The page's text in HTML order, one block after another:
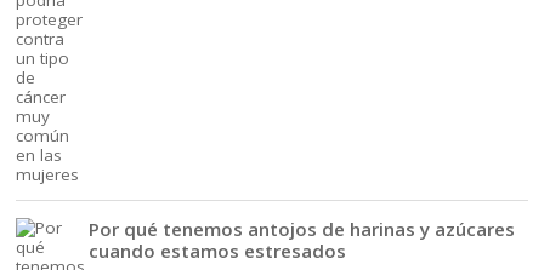
Por qué tenemos antojos de harinas y azúcares
cuando estamos estresados